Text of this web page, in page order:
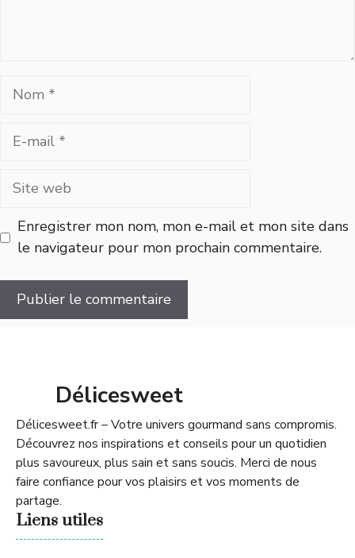
Nom
Site
Enregistrer mon nom, mon e-mail et mon site dans
le navigateur pour mon prochain commentaire.
Délicesweet
Délicesweet.fr – Votre univers gourmand sans compromis.
Découvrez nos inspirations et conseils pour un quotidien
plus savoureux, plus sain et sans soucis. Merci de nous
faire confiance pour vos plaisirs et vos moments de
partage.
Liens utiles